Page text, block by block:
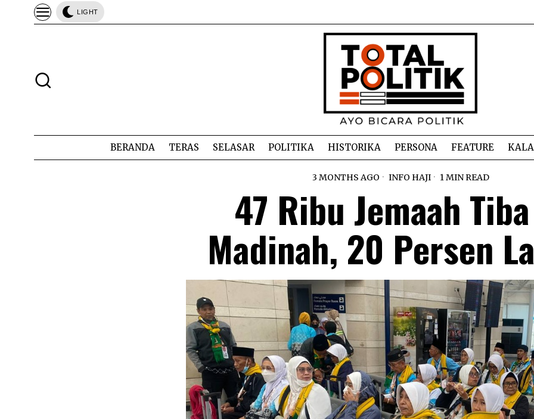
LIGHT
BERANDA TERAS SELASAR POLITIKA HISTORIKA PERSONA FEATURE
3 MONTHS AGO INFO HAJI 1 MIN READ
47 Ribu Jemaah
Madinah, 20 Persen